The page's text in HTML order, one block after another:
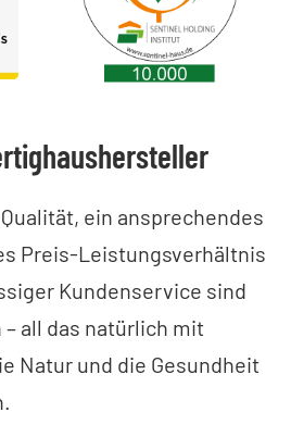
ein ansprechendes
Preis-Leistungsverhältnis
Kundenservice sind
all das natürlich mit
Natur und die Gesundheit